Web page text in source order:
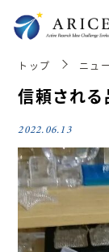
トップ ニュ
信頼され
2022.06.13